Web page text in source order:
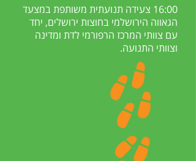
16:00 צעידה תנועתית משותפת במצעד
הגאווה הירושלמי בחוצות ירושלים, יחד
עם צוותי המרכז הרפורמי לדת ומדינה
וצוותי התנועה.